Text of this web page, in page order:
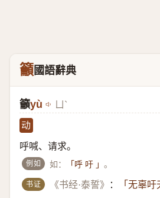
籲國語辭典
籲yù ㄩˋ
动
呼喊、请求。
例如 如： 「呼 吁 」。
书证 《书经·泰誓》 ：
「无辜